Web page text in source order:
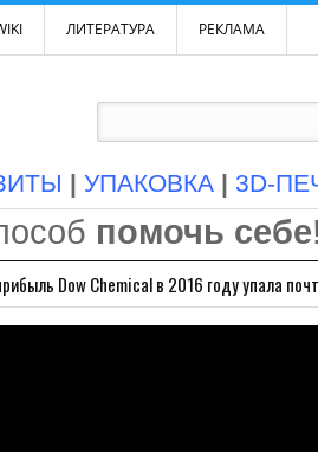
ЛИТЕРАТУРА РЕКЛАМА
| УПАКОВКА | 3D-
помочь себе!
Dow Chemical в 2016 году упала